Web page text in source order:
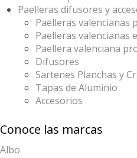
Paelleras difusores y
Paelleras valencianas
Paelleras valencianas
Paellera valenciana
Difusores
Sartenes Planchas y
Tapas de Aluminio
Accesorios
Conoce las marcas
Albo